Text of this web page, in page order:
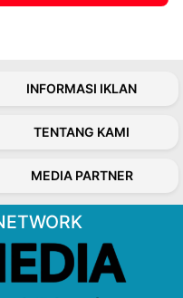
INFORMASI IKLAN
TENTANG KAMI
MEDIA PARTNER